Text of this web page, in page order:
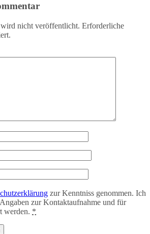
nicht veröffentlicht. Erforderliche
zur Kenntniss genommen. Ich
zur Kontaktaufnahme und für
werden. *